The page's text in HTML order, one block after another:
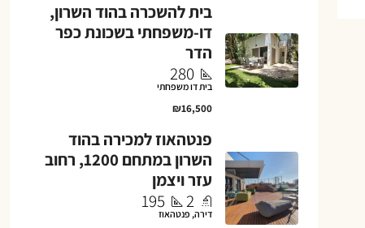
בית להשכרה בהוד השרון,
דו-משפחתי בשכונת כפר
הדר
280
בית דו משפחתי
₪16,500
פנטהאוז למכירה בהוד
השרון במתחם 1200, רחוב
עזר ויצמן
2
195
דירה, פנטהאוז